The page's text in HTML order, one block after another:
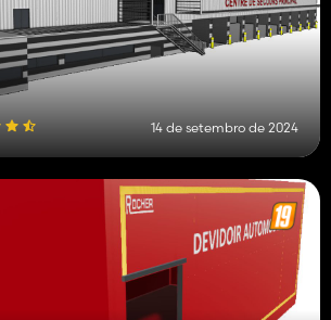
14 de setembro de 2024